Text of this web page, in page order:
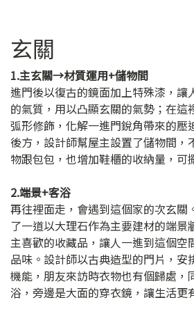
玄關
1.主玄關→材質運用+儲物間
進門後以復古的鏡面加上特殊漆，讓
的氣質，用以凸顯玄關的氣勢；在這
弧形修飾，化解一進門銳角帶來的壓
後方，設計師幫屋主設置了儲物間，
物跟包包，也增加鞋櫃的收納量，可
2.端景+客浴
再往裡面走，會遇到這個家的次玄關
了一道以大理石作為主要建材的端景
主喜歡的收藏品，讓人一進到這個空
品味。設計師以古典造型的門片，安
機能，朋友來訪時衣物也有個歸處，
浴，旁邊是大面的穿衣鏡，讓生活更